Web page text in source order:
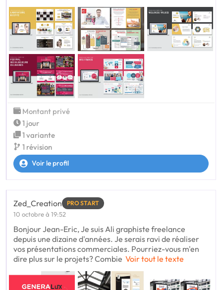
Montant privé
1 jour
1 variante
1 révision
Voir le profil
Zed_Creation PRO START
10 octobre à 19:52
Bonjour Jean-Eric, Je suis Ali graphiste freelance
depuis une dizaine d'années. Je serais ravi de réaliser
vos présentations commerciales. Pourriez-vous m'en
dire plus sur le projets? Combie Voir tout le texte